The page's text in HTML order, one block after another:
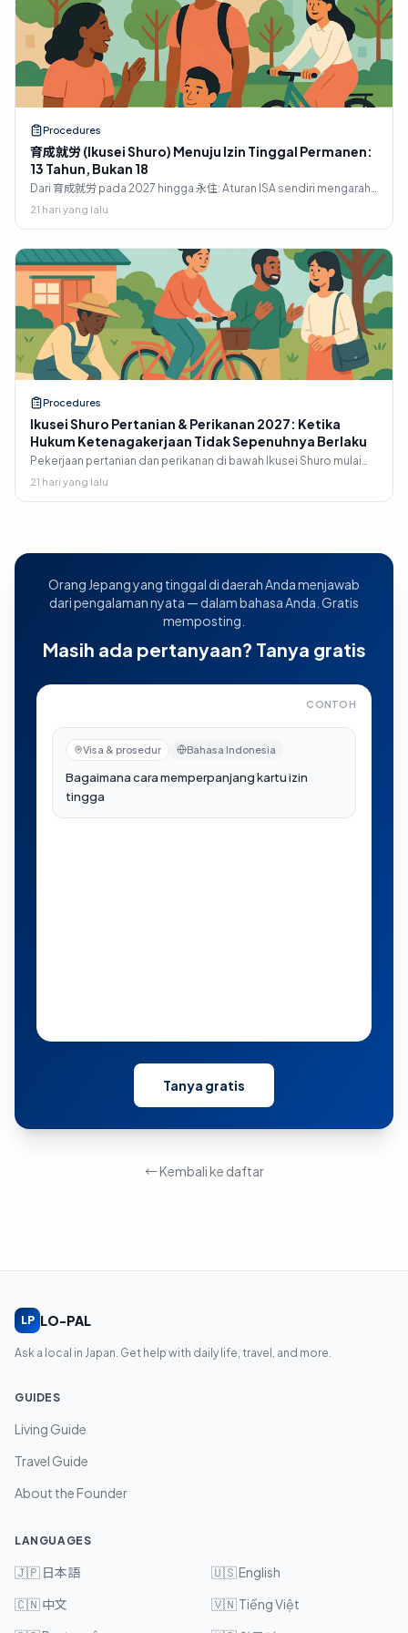
Procedures
育成就労 (Ikusei Shuro) Menuju Izin Tinggal Permanen:
13 Tahun, Bukan 18
Dari 育成就労 pada 2027 hingga 永住: Aturan ISA sendiri mengarah
serta apa yang menghentikan sebagian besar orang.
21 hari yang lalu
Procedures
Ikusei Shuro Pertanian & Perikanan 2027: Ketika
Hukum Ketenagakerjaan Tidak Sepenuhnya Berlaku
Pekerjaan pertanian dan perikanan di bawah Ikusei Shuro mulai
tenaga kerja, dan mengapa hari kerja 8 jam tidak berlaku secara
hukum bagi Anda.
21 hari yang lalu
Orang Jepang yang tinggal di daerah Anda menjawab
dari pengalaman nyata — dalam bahasa Anda. Gratis
memposting.
Masih ada pertanyaan? Tanya gratis
CONTOH
Bagaimana cara memperpanjang kartu izin tinggal?
Visa & prosedur Bahasa Indonesia
在留カードの更新はどうすればいい？
Tanya gratis
← Kembali ke daftar
LP LO-PAL
Ask a local in Japan. Get help with daily life, travel, and more.
GUIDES
Living Guide
Travel Guide
About the Founder
LANGUAGES
🇯🇵 日本語 🇺🇸English
🇨🇳中文 🇻🇳Tiếng Việt